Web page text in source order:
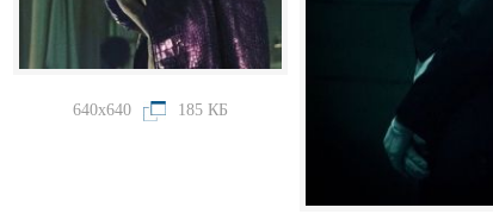
640x640 185 КБ